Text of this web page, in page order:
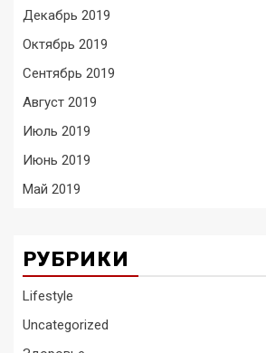
Декабрь 2019
Октябрь 2019
Сентябрь 2019
Август 2019
Июль 2019
Июнь 2019
Май 2019
РУБРИКИ
Lifestyle
Uncategorized